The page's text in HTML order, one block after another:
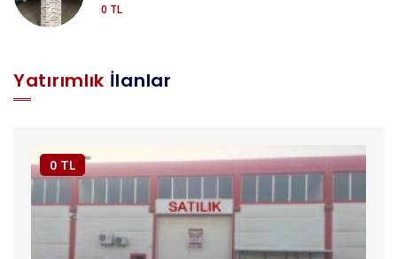
0 TL
Yatırımlık İlanlar
0 TL